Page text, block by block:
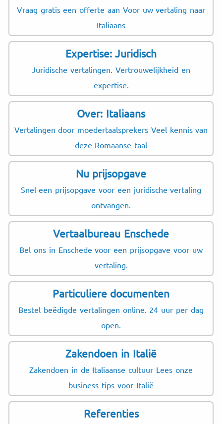
Vraag gratis een offerte aan Voor uw vertaling naar
Italiaans
Expertise: Juridisch
Juridische vertalingen. Vertrouwelijkheid en
expertise.
Over: Italiaans
Vertalingen door moedertaalsprekers Veel kennis van
deze Romaanse taal
Nu prijsopgave
Snel een prijsopgave voor een juridische vertaling
ontvangen.
Vertaalbureau Enschede
Bel ons in Enschede voor een prijsopgave voor uw
vertaling.
Particuliere documenten
Bestel beëdigde vertalingen online. 24 uur per dag
open.
Zakendoen in Italië
Zakendoen in de Italiaanse cultuur Lees onze
business tips voor Italië
Referenties